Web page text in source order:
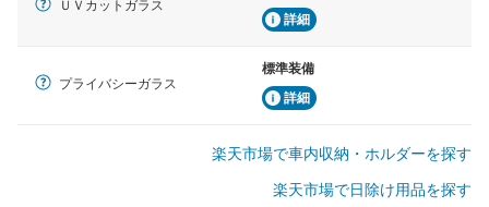
ＵＶカットガラス
詳細
プライバシーガラス
標準装備
詳細
楽天市場で車内収納・ホルダーを探す
楽天市場で日除け用品を探す